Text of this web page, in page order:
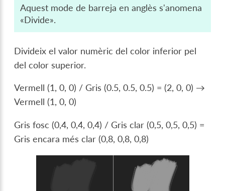
Aquest mode de barreja en anglès s'anomena
«Divide».
Divideix el valor numèric del color inferior pel
del color superior.
Vermell (1, 0, 0) / Gris (0.5, 0.5, 0.5) = (2, 0, 0) →
Vermell (1, 0, 0)
Gris fosc (0,4, 0,4, 0,4) / Gris clar (0,5, 0,5, 0,5) =
Gris encara més clar (0,8, 0,8, 0,8)